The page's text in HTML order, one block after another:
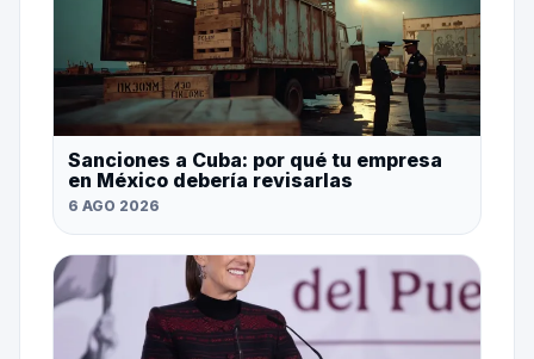
Sanciones a Cuba: por qué tu empresa
en México debería revisarlas
6 AGO 2026